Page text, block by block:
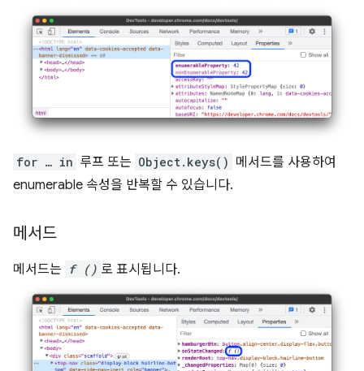
for … in 루프 또는 Object.keys() 메서드를 사용하여
enumerable 속성을 반복할 수 있습니다.
메서드
메서드는 f () 로 표시됩니다.